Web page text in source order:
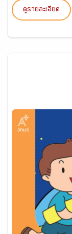
ดูรายละเอียด